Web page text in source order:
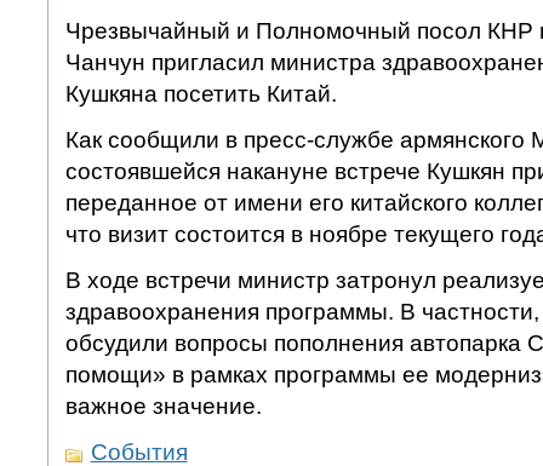
Чрезвычайный и Полномочный посол КНР
Чанчун пригласил министра
Кушкяна посетить Китай.
Как сообщили в пресс-службе армянского
состоявшейся накануне встрече Кушкян
переданное от имени его китайского
что визит состоится в ноябре текущего
В ходе встречи министр затронул
здравоохранения программы. В
обсудили вопросы пополнения автопарка
помощи» в рамках программы ее
важное значение.
События